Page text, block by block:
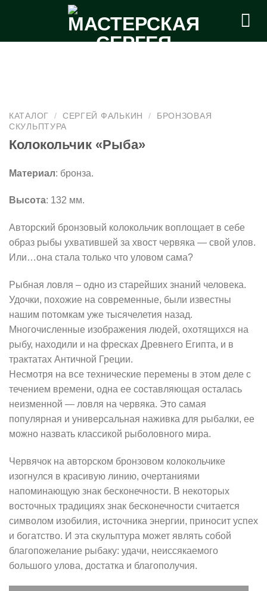
КАТАЛОГ / СЕРГЕЙ ФАЛЬКИН /
БРОНЗОВАЯ
СКУЛЬПТУРА
Колокольчик «Рыба»
Материал: бронза.
Высота: 132 мм.
Авторский бронзовый колокольчик воплощает в себе
образ рыбы ухватившей за хвост червяка — свой улов.
Или…она стала только что уловом сама?
Рыбная ловля – одно из старейших знаний человека.
Удочки, похожие на современные, были известны
нашим потомкам уже тысячелетия назад.
Многочисленные изображения людей, охотящихся на
рыбу, находили и на фресках Древнего Египта, и в
трактатах Античной Греции.
Несмотря на все технические перемены в этом деле с
течением времени, одна ее составляющая осталась
неизменной — ловля на червяка. Это самая
популярная и универсальная наживка для рыбалки, ее
можно назвать классикой рыболовного мира.
Червячок на авторском бронзовом колокольчике
изогнулся в красивую линию, очертаниями
напоминающую знак бесконечности. В некоторых
восточных традициях знак бесконечности считается
символом изобилия, источника энергии, приносит успех
и богатство. И эта скульптура может являть собой
благопожелание рыбаку: удачи, неиссякаемого
большого улова, достатка и благополучия.